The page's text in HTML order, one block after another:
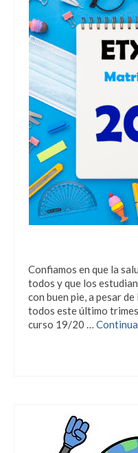
Confiamos en que la
todos y que los
con buen pie, a pesar
todos este último
curso 19/20 …